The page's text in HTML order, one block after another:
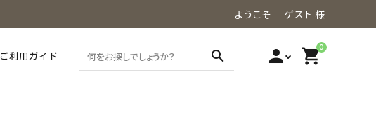
ようこそ ゲスト 様
ご利用ガイド search person 0
shopping_cart